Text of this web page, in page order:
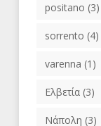
positano (3)
sorrento (4)
varenna (1)
Ελβετία (3)
Νάπολη (3)